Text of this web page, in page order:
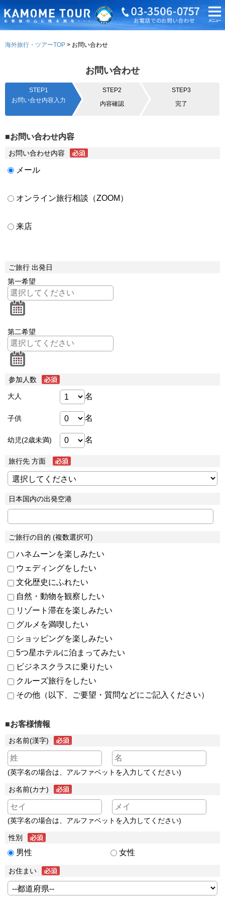
海外旅行・ツアーTOP お問い合わせ
お問い合わせ
STEP1
お問い合せ内容入力
STEP2
内容確認
STEP3
完了
■お問い合わせ内容
お問い合わせ内容
メール
オンライン旅行相談（ZOOM）
来店
ご旅行 出発日
第一希望
第二希望
参加人数
大人 名
子供 名
幼児(2歳未満) 名
旅行先 方面
日本国内の出発空港
ご旅行の目的 (複数選択可)
ハネムーンを楽しみたい
ウェディングをしたい
文化歴史にふれたい
自然・動物を観察したい
リゾート滞在を楽しみたい
グルメを満喫したい
ショッピングを楽しみたい
5つ星ホテルに泊まってみたい
ビジネスクラスに乗りたい
クルーズ旅行をしたい
その他（以下、ご要望・質問などにご記入ください）
■お客様情報
お名前(漢字)
(英字名の場合は、アルファベットを入力してください)
お名前(カナ)
(英字名の場合は、アルファベットを入力してください)
性別
男性 女性
お住まい